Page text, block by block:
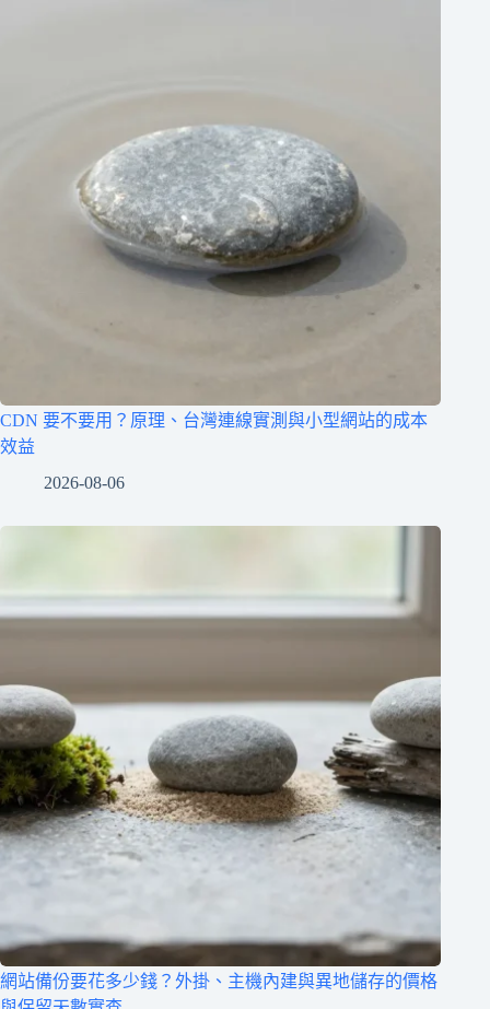
CDN 要不要用？原理、台灣連線實測與小型網站的成本
效益
2026-08-06
網站備份要花多少錢？外掛、主機內建與異地儲存的價格